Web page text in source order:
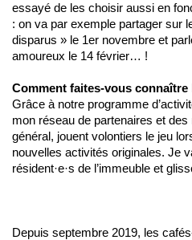
essayé de les choisir aussi en
: on va par exemple partager sur
disparus » le 1er novembre et
amoureux le 14 février… !
Comment faites-vous connaître
Grâce à notre programme
mon réseau de partenaires et
général, jouent volontiers le jeu
nouvelles activités originales. Je
résident·e·s de l’immeuble et
Depuis septembre 2019, les